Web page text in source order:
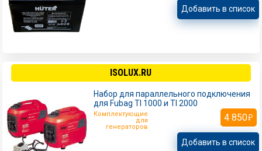
Добавить в список
ISOLUX.RU
Набор для параллельного подключения
для Fubag TI 1000 и TI 2000
Комплектующие
для
генераторов
4 850
Добавить в список